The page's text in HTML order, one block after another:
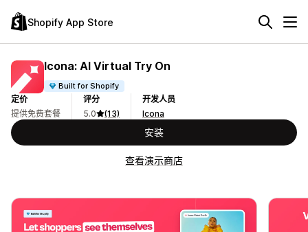
Shopify App Store
Icona: AI Virtual Try On
Built for Shopify
定价
提供免费套餐
评分
5.0
(13)
开发人员
Icona
安装
查看演示商店